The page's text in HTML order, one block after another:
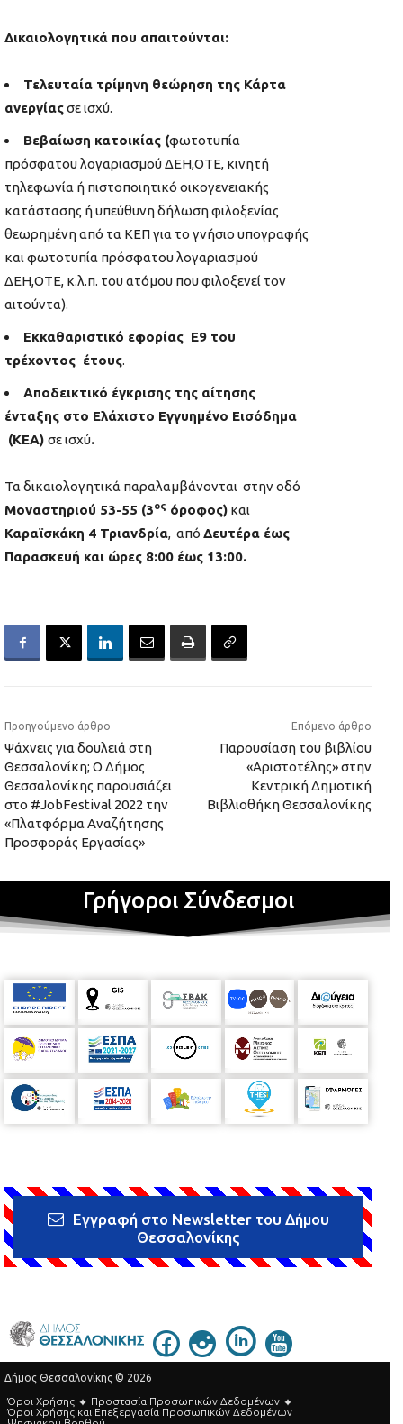
Δικαιολογητικά που απαιτούνται:
Τελευταία τρίμηνη θεώρηση της Κάρτα
ανεργίαςσε ισχύ.
Βεβαίωση κατοικίας (φωτοτυπία
πρόσφατου λογαριασμού ΔΕΗ,ΟΤΕ, κινητή
τηλεφωνία ή πιστοποιητικό οικογενειακής
κατάστασης ή υπεύθυνη δήλωση φιλοξενίας
θεωρημένη από τα ΚΕΠ για το γνήσιο υπογραφής
και φωτοτυπία πρόσφατου λογαριασμού
ΔΕΗ,ΟΤΕ, κ.λ.π. του ατόμου που φιλοξενεί τον
αιτούντα).
Εκκαθαριστικό εφορίας Ε9 του
τρέχοντος έτους.
Αποδεικτικό έγκρισης της αίτησης
ένταξης στο Ελάχιστο Εγγυημένο Εισόδημα
(ΚΕΑ) σε ισχύ.
Τα δικαιολογητικά παραλαμβάνονται στην οδό
Μοναστηριού 53-55 (3ος όροφος) και
Καραϊσκάκη 4 Τριανδρία, από Δευτέρα έως
Παρασκευή και ώρες 8:00 έως 13:00.
Προηγούμενο άρθρο
Ψάχνεις για δουλειά στη
Θεσσαλονίκη; Ο Δήμος
Θεσσαλονίκης παρουσιάζει
στο #JobFestival 2022 την
«Πλατφόρμα Αναζήτησης
Προσφοράς Εργασίας»
Επόμενο άρθρο
Παρουσίαση του βιβλίου
«Αριστοτέλης» στην
Κεντρική Δημοτική
Βιβλιοθήκη Θεσσαλονίκης
Γρήγοροι Σύνδεσμοι
Εγγραφή στο Newsletter του Δήμου
Θεσσαλονίκης
Δήμος Θεσσαλονίκης © 2026
Όροι Χρήσης
Προστασία Προσωπικών Δεδομένων
Όροι Xρήσης και Eπεξεργασία Προσωπικών Δεδομένων